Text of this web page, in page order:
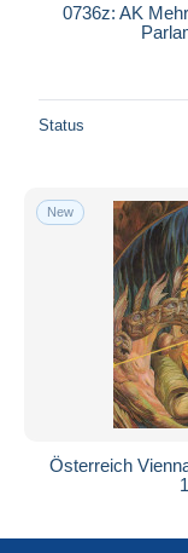
0736z: AK
Status
New
Österreich